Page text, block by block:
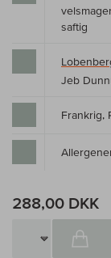
saftig
Jeb
Frankrig,
288,00 DKK